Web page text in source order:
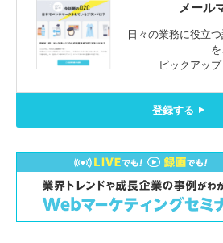
メール
日々の業務に役立
を
ピックアッ
登録する